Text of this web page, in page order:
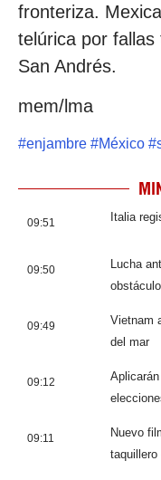
fronteriza.
telúrica por
San Andrés.
mem/lma
#enjambre #México #
09:51 Italia
09:50
Lucha
09:49
Vietnam
del mar
09:12
09:11
Nuevo
taquillero